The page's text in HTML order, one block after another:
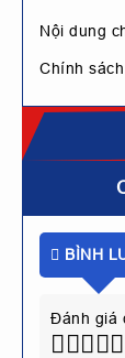
Nội dung
Chính
BÌNH
Đánh giá